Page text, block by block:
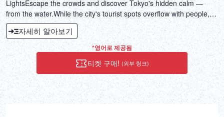
LightsEscape the crowds and discover Tokyo's hidden calm —
from the water.While the city's tourist spots overflow with people,
the river remains quiet, surrounded by greenery and illuminated by
the glow of Tokyo Skytree. This guided night kayak tour offers a
rare chance to experience the city's beauty in silence.♪ Stunning
night views of Tokyo Skytree♪ Peaceful riverside nature in the
heart of the city♪ Small-group tours, beginner-friendly♪ A unique
adventure for solo travelers, couples, and familiesExperience
Tokyo like never before — from a kayak under the stars.Book now
and paddle into serenity.
자세히 알아보기
*영어로 제공됨
티켓 구매! (외부 링크)